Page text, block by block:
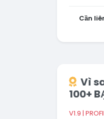
Cần
Vì
100+
V1.9 |